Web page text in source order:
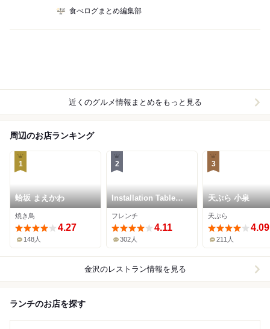
食べログまとめ編集部
近くのグルメ情報まとめをもっと見る
周辺のお店ランキング
1
蛤坂 まえかわ
焼き鳥
4.27
148人
2
Installation Table
ENSO L'asymetrie
du calme
フレンチ
4.11
302人
3
天ぷら 小泉
天ぷら
4.09
211人
金沢のレストラン情報を見る
ランチのお店を探す